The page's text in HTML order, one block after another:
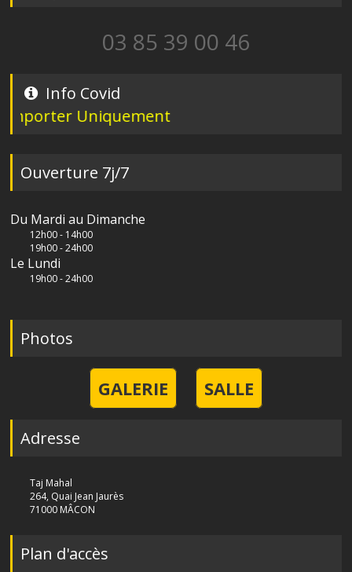
03 85 39 00 46
Info Covid
Uniquement
Ouverture 7j/7
Du Mardi au Dimanche
12h00 - 14h00
19h00 - 24h00
Le Lundi
19h00 - 24h00
Photos
GALERIE SALLE
Adresse
Taj Mahal
264, Quai Jean Jaurès
71000 MÂCON
Plan d'accès